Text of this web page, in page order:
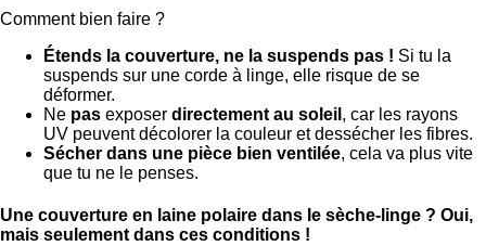
Comment bien faire ?
Étends la couverture, ne la suspends pas ! Si tu la
suspends sur une corde à linge, elle risque de se
déformer.
Ne pas exposer directement au soleil , car les rayons
UV peuvent décolorer la couleur et dessécher les fibres.
Sécher dans une pièce bien ventilée, cela va plus vite
que tu ne le penses.
Une couverture en laine polaire dans le sèche-linge ? Oui,
mais seulement dans ces conditions !